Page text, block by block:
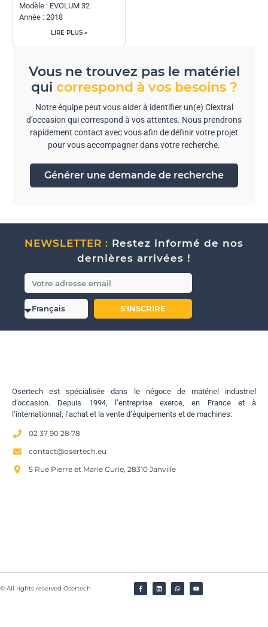
Modèle : EVOLUM 32
Année : 2018
LIRE PLUS »
Vous ne trouvez pas le matériel
qui correspond à vos besoins ?
Notre équipe peut vous aider à identifier un(e) Clextral
d’occasion qui correspond à vos attentes. Nous prendrons
rapidement contact avec vous afin de définir votre projet
pour vous accompagner dans votre recherche.
Générer une demande de recherche
NEWSLETTER : Restez informé de nos
dernières arrivées !
S'INSCRIRE
Osertech est spécialisée dans le négoce de matériel industriel
d’occasion. Depuis 1994, l’entreprise exerce, en France et à
l’internationnal, l’achat et la vente d’équipements et de machines.
02 37 90 28 78
contact@osertech.eu
5 Rue Pierre et Marie Curie, 28310 Janville
© All rights reserved Osertech